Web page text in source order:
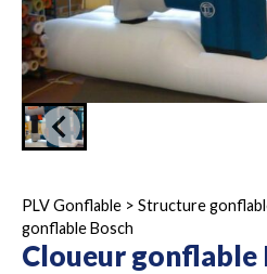
PLV Gonflable > Structure
gonflable Bosch
Cloueur gonflable